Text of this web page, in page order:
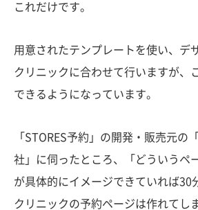
これだけです。
用意されたテンプレートを使い、デ
クリニックに合わせて行いますが、
できるようになっています。
「STORES予約」の開発・販売元の
社」に伺ったところ、「どういうペ
が具体的にイメージできていれば30
クリニックの予約ページは作れてし